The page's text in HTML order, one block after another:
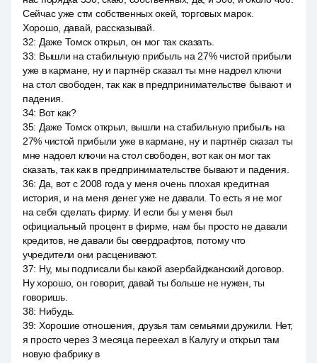
Сейчас уже стм собственных окей, торговых марок.
Хорошо, давай, рассказывай.
32: Даже Томск открыл, он мог так сказать.
33: Вышли на стабильную прибыль на 27% чистой прибыли
уже в кармане, ну и партнёр сказал ты мне надоел ключи
на стол свободен, так как в предпринимательстве бывают и
падения.
34: Вот как?
35: Даже Томск открыл, вышли на стабильную прибыль на
27% чистой прибыли уже в кармане, ну и партнёр сказал ты
мне надоел ключи на стол свободен, вот как он мог так
сказать, так как в предпринимательстве бывают и падения.
36: Да, вот с 2008 года у меня очень плохая кредитная
история, и на меня денег уже не давали. То есть я не мог
на себя сделать фирму. И если бы у меня был
официальный процент в фирме, нам бы просто не давали
кредитов, не давали бы овердрафтов, потому что
учредители они расценивают.
37: Ну, мы подписали бы какой азербайджанский договор.
Ну хорошо, он говорит, давай ты больше не нужен, ты
говоришь.
38: Нибудь.
39: Хорошие отношения, друзья там семьями дружили. Нет,
я просто через 3 месяца переехал в Калугу и открыл там
новую фабрику в